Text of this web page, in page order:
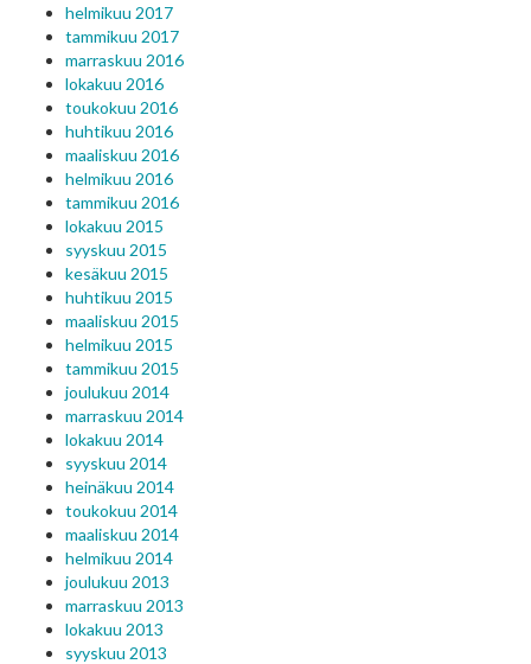
helmikuu 2017
tammikuu 2017
marraskuu 2016
lokakuu 2016
toukokuu 2016
huhtikuu 2016
maaliskuu 2016
helmikuu 2016
tammikuu 2016
lokakuu 2015
syyskuu 2015
kesäkuu 2015
huhtikuu 2015
maaliskuu 2015
helmikuu 2015
tammikuu 2015
joulukuu 2014
marraskuu 2014
lokakuu 2014
syyskuu 2014
heinäkuu 2014
toukokuu 2014
maaliskuu 2014
helmikuu 2014
joulukuu 2013
marraskuu 2013
lokakuu 2013
syyskuu 2013